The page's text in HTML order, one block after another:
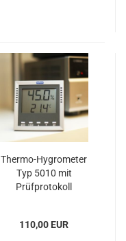
Thermo-Hygrometer
Typ 5010 mit
Prüfprotokoll
110,00 EUR